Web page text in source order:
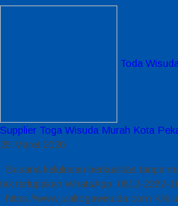
Toda
Supplier Toga Wisuda Murah Kota
25 Maret 2026
Busana kelulusan berkualitas tanpa
tak terlupakan WhatsApp: 0812-2282-
: https://www.jualtogawisuda.com Klik